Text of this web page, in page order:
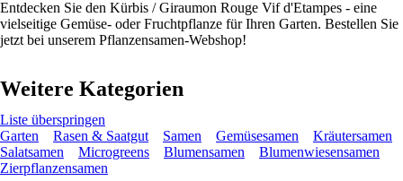
Entdecken Sie den Kürbis / Giraumon Rouge Vif d'Etampes - eine
vielseitige Gemüse- oder Fruchtpflanze für Ihren Garten. Bestellen Sie
jetzt bei unserem Pflanzensamen-Webshop!
Weitere Kategorien
Liste überspringen
Garten
Rasen & Saatgut Samen Gemüsesamen
Kräutersamen
Salatsamen
Microgreens Blumensamen
Blumenwiesensamen
Zierpflanzensamen